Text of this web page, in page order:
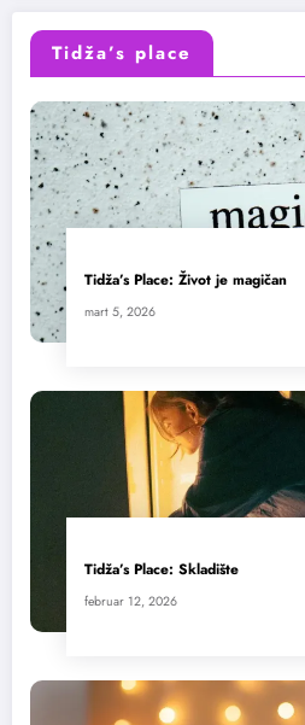
Tidža’s place
Tidža’s Place: Život je magičan
mart 5, 2026
Tidža’s Place: Skladište
februar 12, 2026